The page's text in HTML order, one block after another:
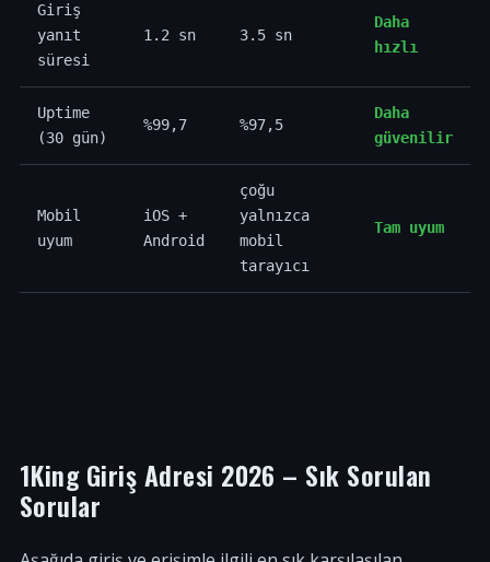
Giriş
yanıt
süresi
1.2 sn 3.5 sn
Daha
hızlı
Uptime
(30 gün)
%99,7 %97,5
Daha
güvenilir
Mobil
uyum
iOS +
Android
çoğu
yalnızca
mobil
tarayıcı
Tam uyum
1King Giriş Adresi 2026 – Sık Sorulan
Sorular